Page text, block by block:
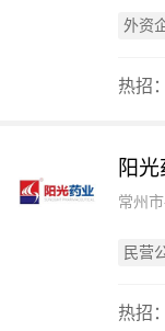
外资
热招：
阳
常州
民营
热招：